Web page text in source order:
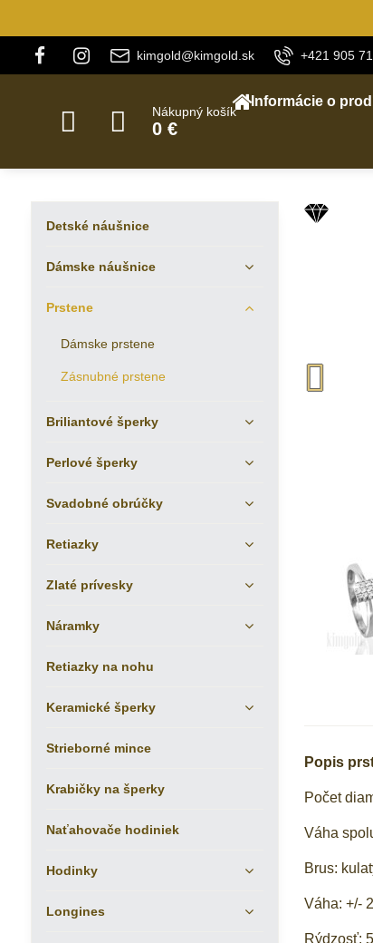
kimgold@kimgold.sk +421 905
Nákupný košík
0 €
Informácie o
Popis
Počet
Váha
Brus:
Váha: +/-
Rýdzosť:
Detské náušnice
Dámske náušnice
Prstene
Dámske prstene
Zásnubné prstene
Briliantové šperky
Perlové šperky
Svadobné obrúčky
Retiazky
Zlaté prívesky
Náramky
Retiazky na nohu
Keramické šperky
Strieborné mince
Krabičky na šperky
Naťahovače hodiniek
Hodinky
Longines